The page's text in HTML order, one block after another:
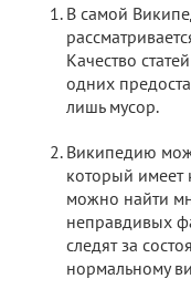
В самой
Качество
одних
лишь мусор.
Википедию
который имеет
можно найти
неправдивых
следят за
нормальному